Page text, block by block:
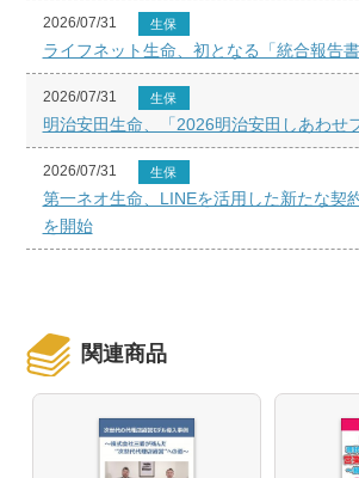
2026/07/31 生保
ライフネット生命、初となる「統合報告
2026/07/31 生保
明治安田生命、「2026明治安田しあわせ
2026/07/31 生保
第一ネオ生命、LINEを活用した新たな契
を開始
関連商品